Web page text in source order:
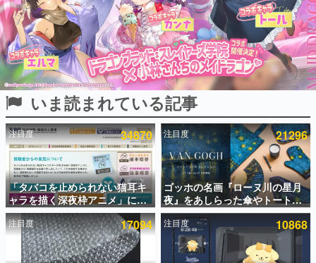
アプリセール情報
インタビュー
連載・特集一覧
殿堂入り記事
SNS拡散数が数千以上！ ページビュー数万以上！ などな
ど。多くの人々に読まれた、電ファミ渾身の“殿堂入り”記
事をまとめました。
ゲームの企画書
名作ゲームクリエイターの方々に製作時のエピソードをお
聞きし、ヒットする企画（ゲーム）とは何か？を探ってい
きます。
赫本
この物語を解いてはいけない。『赫本』は、〈試験問題〉
の形をした短編ホラー小説集です。
いま読まれている記事
注目度 34870
「タバコを止められない猫耳キ
ャラを描く深夜枠アニメ」に視
聴者の一部から批判意見。違法
薬物の使用と思わしき描写も含
めて、BPOが議論を交わす
注目度 21296
ゴッホの名画『ローヌ川の星月
夜』をあしらった傘やトートバ
ッグなどが登場。8月7日21時よ
り2日間限定で予約販売
注目度 17094 注目度 10868